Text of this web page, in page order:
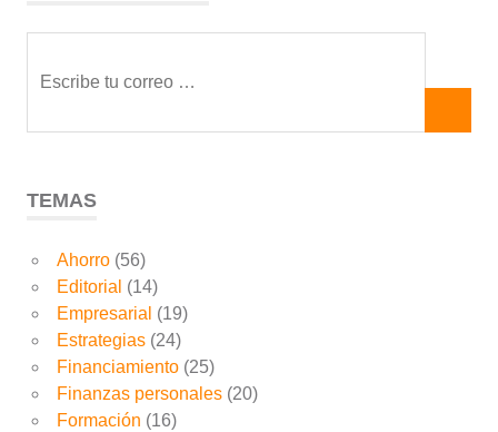
TEMAS
Ahorro(56)
Editorial (14)
Empresarial (19)
Estrategias(24)
Financiamiento(25)
Finanzas personales(20)
Formación (16)